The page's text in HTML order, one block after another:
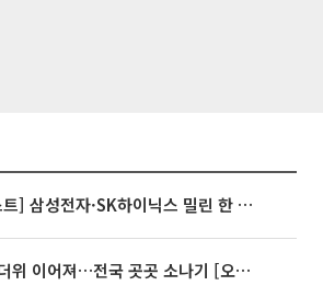
[베스트&워스트] 삼성전자·SK하이닉스 밀린 한 주…상상인증권은 85% 급등
35도 안팎 무더위 이어져…전국 곳곳 소나기 [오늘 날씨]